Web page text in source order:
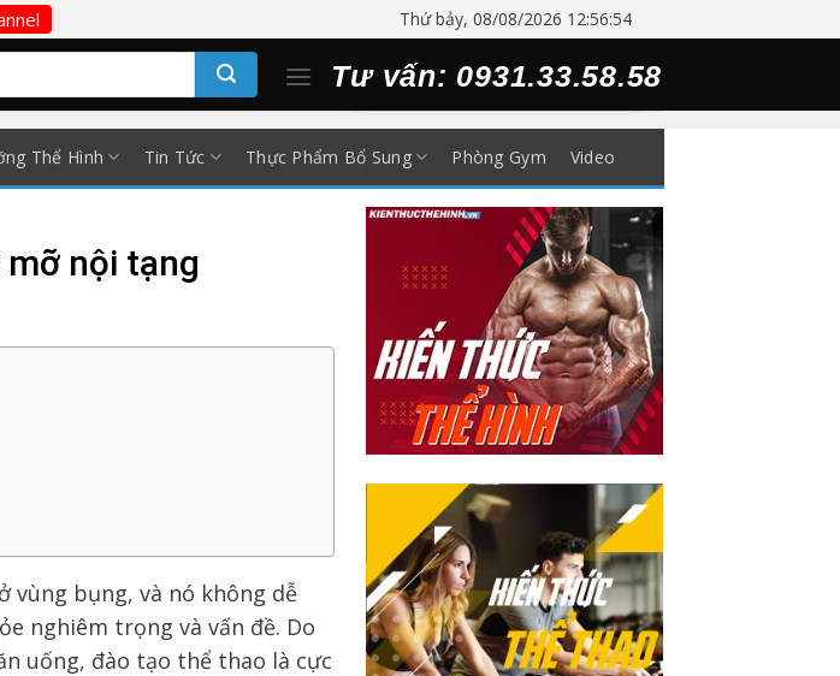
Thứ bảy, 08/08/2026 12:56:54
Tư vấn: 0931.33.58.58
Thể Hình Tin Tức Thực Phẩm Bổ Sung Phòng Gym Video
nội tạng
bụng, và nó không dễ
nghiêm trọng và vấn đề. Do
uống, đào tạo thể thao là cực